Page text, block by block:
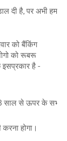
दी है, पर अभी हम
को बैंकिंग
को रूबरू
है -
साल से ऊपर के
होगा।